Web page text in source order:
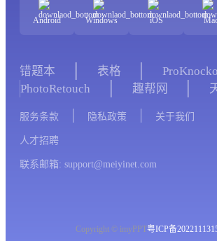
Android Windows iOS
错题本 表格
PhotoRetouch
趣帮网
服务条款 隐私政策 关于我们
人才招聘
联系邮箱: support@meiyinet.com
Copyright © imyPPT粤ICP备